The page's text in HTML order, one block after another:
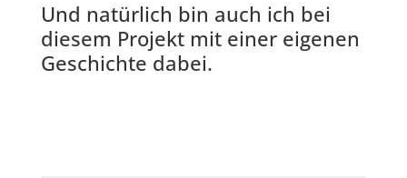
Und natürlich bin auch ich bei
diesem Projekt mit einer eigenen
Geschichte dabei.